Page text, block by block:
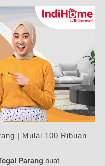
| Mulai 100 Ribuan
Parang buat